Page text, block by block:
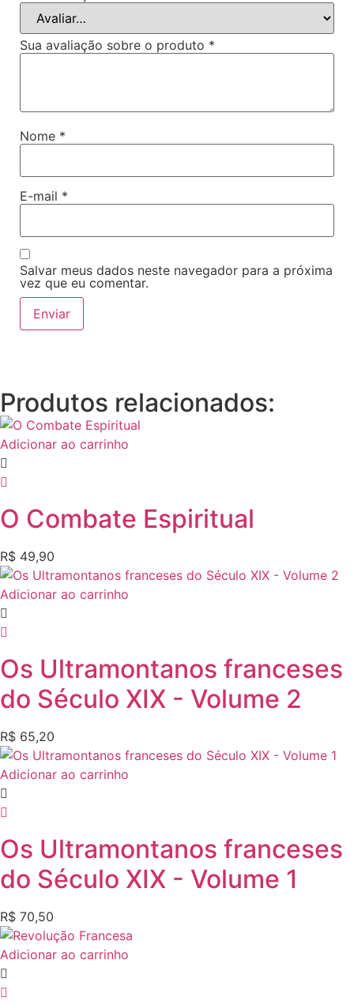
Sua avaliação sobre o produto *
Nome *
E-mail *
Salvar meus dados neste navegador para a próxima
vez que eu comentar.
Produtos relacionados:
Adicionar ao carrinho
O Combate Espiritual
R$ 49,90
Adicionar ao carrinho
Os Ultramontanos franceses
do Século XIX - Volume 2
R$ 65,20
Adicionar ao carrinho
Os Ultramontanos franceses
do Século XIX - Volume 1
R$ 70,50
Adicionar ao carrinho